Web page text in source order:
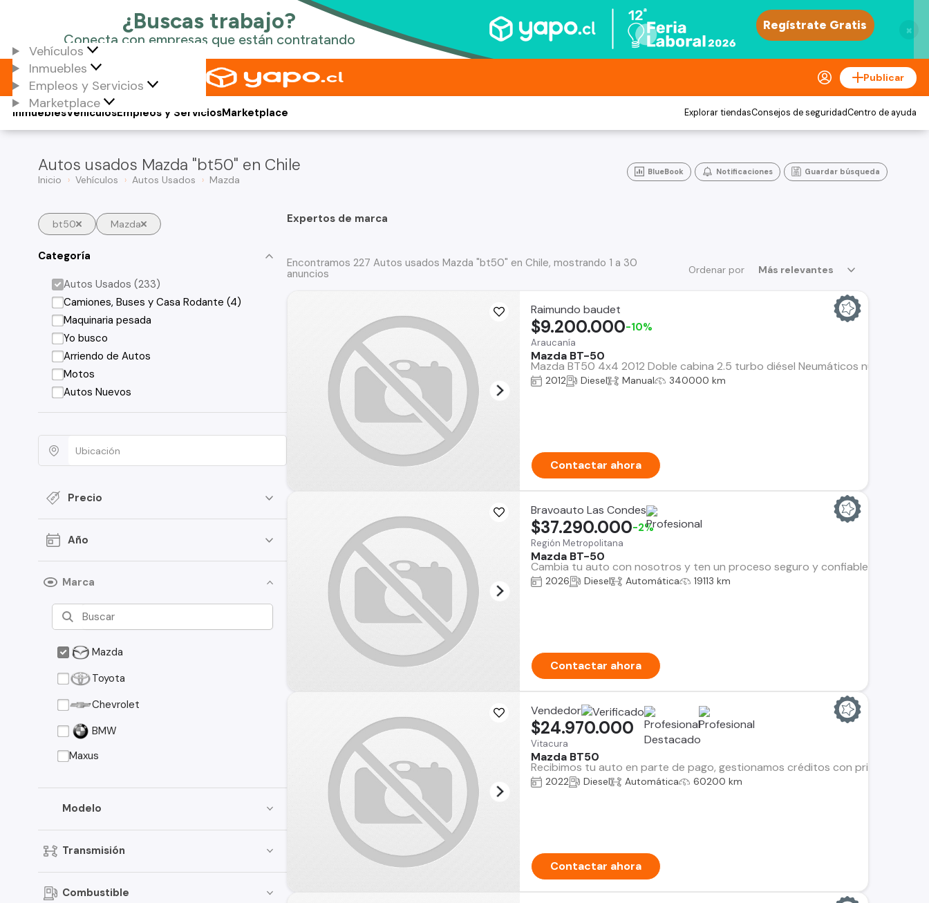
×
Vehículos
Inmuebles
Empleos y Servicios
Marketplace
Publicar
Vehículos
Inmuebles Empleos y ServiciosMarketplace Explorar tiendasConsejos de seguridadCentro de ayuda
Autos usados Mazda "bt50" en Chile
Inicio Vehículos Autos Usados Mazda
BlueBook Notificaciones Guardar búsqueda
bt50 Mazda
Categoría
Autos Usados (233)
Camiones, Buses y Casa Rodante (4)
Maquinaria pesada
Yo busco
Arriendo de Autos
Motos
Autos Nuevos
Precio
Año
Marca
Mazda
Toyota
Chevrolet
BMW
Maxus
Modelo
Transmisión
Combustible
Expertos de marca
Ordenar por Más relevantes
Encontramos 227 Autos usados Mazda "bt50" en Chile, mostrando 1 a 30
anuncios
Raimundo baudet
Araucanía
Mazda BT-50
Mazda BT50 4x4 2012 Doble cabina 2.5 turbo diésel Neumáticos nuevos
$9.200.000-10%
2012 Diesel Manual 340000 km
Contactar ahora
Bravoauto Las Condes
Región Metropolitana
Mazda BT-50
Cambia tu auto con nosotros y ten un proceso seguro y confiable. Encuentra
$37.290.000-2%
2026 Diesel Automática 19113 km
Contactar ahora
Vendedor
Vitacura
Mazda BT50
Recibimos tu auto en parte de pago, gestionamos créditos con principales
$24.970.000
2022 Diesel Automática 60200 km
Contactar ahora